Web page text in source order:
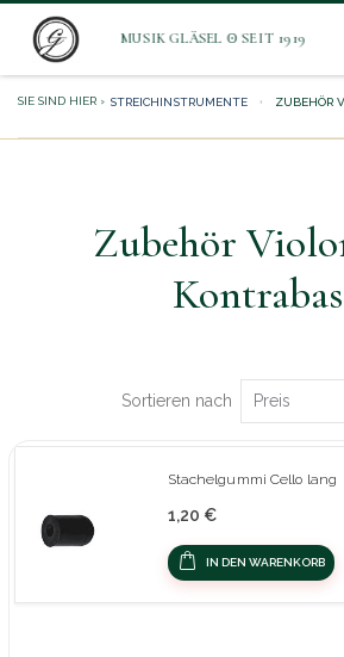
Direkt
zum
STREICHINSTRUMENTE ZUBEHÖR
Zubehör
Sortieren nach
Stachelgummi Cello lang
1,20 €
IN DEN WARENKORB